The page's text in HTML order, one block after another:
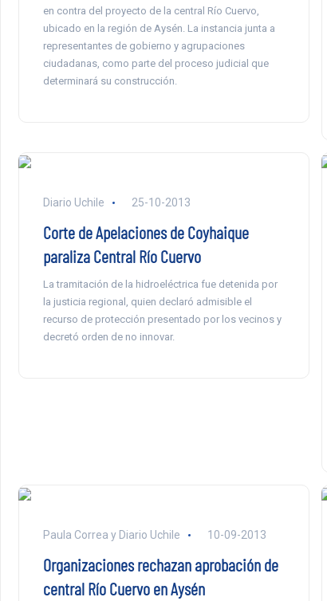
en contra del proyecto de la central Río Cuervo,
ubicado en la región de Aysén. La instancia junta a
representantes de gobierno y agrupaciones
ciudadanas, como parte del proceso judicial que
determinará su construcción.
Diario Uchile 25-10-2013
Corte de Apelaciones de Coyhaique
paraliza Central Río Cuervo
La tramitación de la hidroeléctrica fue detenida por
la justicia regional, quien declaró admisible el
recurso de protección presentado por los vecinos y
decretó orden de no innovar.
Paula Correa y Diario Uchile 10-09-2013
Organizaciones rechazan aprobación de
central Río Cuervo en Aysén